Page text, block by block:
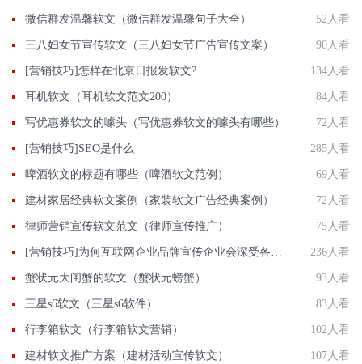
微信群发温馨软文（微信群发温馨句子大全） 52人看
三八妇女节宣传软文（三八妇女节广告宣传文案） 90人看
[营销技巧]怎样在北京日报发软文? 134人看
耳机软文（耳机软文范文200） 84人看
写优惠券软文的噱头（写优惠券软文的噱头有哪些） 72人看
[营销技巧]SEO是什么 285人看
啤酒软文的标题有哪些（啤酒软文范例） 69人看
建材家居经典软文案例（家装软文广告经典案例） 72人看
律师营销宣传软文范文（律师宣传推广） 75人看
236人看
蟹状元大闸蟹的软文（蟹状元螃蟹） 93人看
三星s6软文（三星s6软件） 83人看
行李箱软文（行李箱软文营销） 102人看
建材软文推广方案（建材活动宣传软文） 107人看